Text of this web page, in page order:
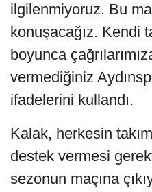
ilgilenmiyoruz. Bu
konuşacağız. Kendi
boyunca
vermediğiniz
ifadelerini kullandı.
Kalak, herkesin
destek vermesi
sezonun maçına